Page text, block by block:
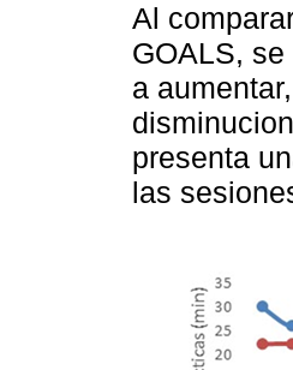
Al
GOALS,
a
presenta
las